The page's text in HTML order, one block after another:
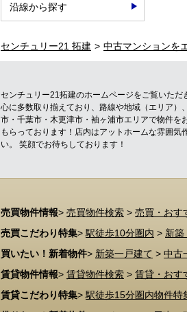
沿線から探す
センチュリー21 拓建 中古マンションを
センチュリー21拓建のホームページをご覧いた
心に多数取り揃えており、路線や地域（エリア
市・千葉市・木更津市・袖ヶ浦市エリアで物件
もらっております！店内はアットホームな雰囲
い。 笑顔でお待ちしております！
売買物件情報> 売買物件検索 > 売買・おす
売買こだわり特集> 駅徒歩10分圏内 > 新築
買いたい！新着物件> 新築一戸建て > 中古
賃貸物件情報> 賃貸物件検索 > 賃貸・おす
賃貸こだわり特集> 駅徒歩15分圏内物件特